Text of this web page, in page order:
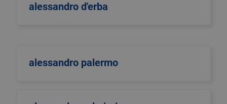
alessandro d'erba
alessandro palermo